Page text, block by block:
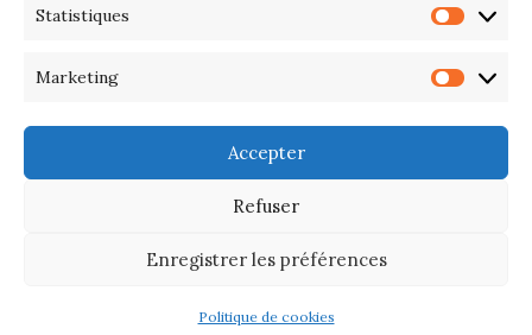
Statistiques
Marketing
Accepter
Refuser
Enregistrer les préférences
Politique de cookies
2026 – Maison du Phare de
d’artistes – 13 et 14 Septembre